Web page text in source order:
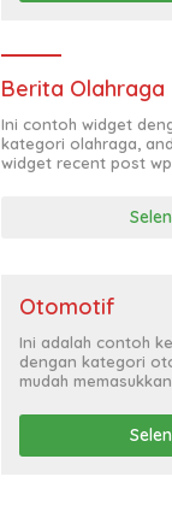
Berita Olahraga
Ini contoh widget
kategori olahraga,
widget recent post
Otomotif
Ini adalah contoh
dengan kategori
mudah